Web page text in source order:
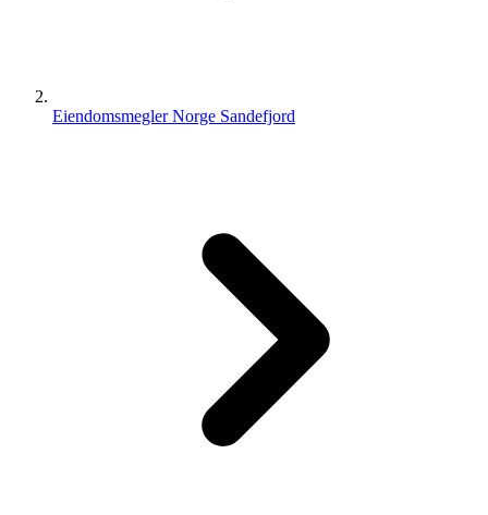
Eiendomsmegler Norge Sandefjord